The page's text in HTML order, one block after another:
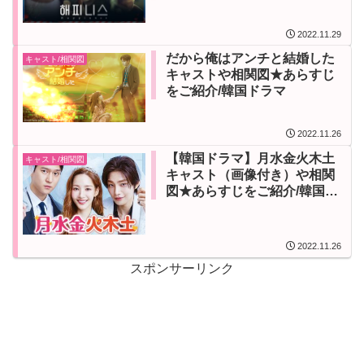
2022.11.29
キャスト/相関図
だから俺はアンチと結婚した
キャストや相関図★あらすじ
をご紹介/韓国ドラマ
2022.11.26
キャスト/相関図
【韓国ドラマ】月水金火木土
キャスト（画像付き）や相関
図★あらすじをご紹介/韓国ド
2022.11.26
スポンサーリンク